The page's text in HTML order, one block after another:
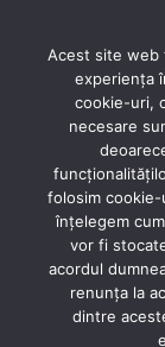
Acest site web
experiența
cookie-uri,
necesare
folosim cookie-
înțelegem
vor fi
acordul
renunța la
dintre